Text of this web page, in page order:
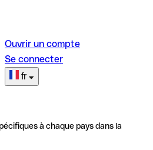
Ouvrir un compte
Se connecter
fr
à chaque pays dans la